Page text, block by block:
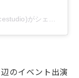
のイベント出演